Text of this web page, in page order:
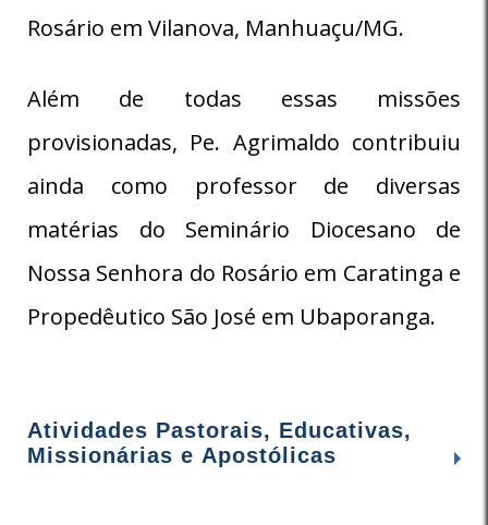
Rosário em Vilanova, Manhuaçu/MG.
Além de todas essas missões
provisionadas, Pe. Agrimaldo contribuiu
ainda como professor de diversas
matérias do Seminário Diocesano de
Nossa Senhora do Rosário em Caratinga e
Propedêutico São José em Ubaporanga.
Atividades Pastorais, Educativas,
Missionárias e Apostólicas